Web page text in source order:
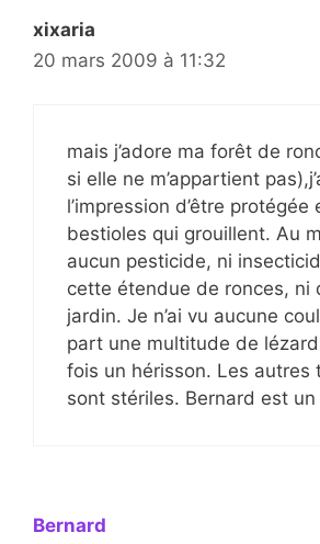
xixaria
20 mars 2009 à 11:32
mais j’adore ma forêt de
si elle ne m’appartient
l’impression d’être
bestioles qui grouillent. Au
aucun pesticide, ni
cette étendue de ronces, ni
jardin. Je n’ai vu aucune
part une multitude de
fois un hérisson. Les autres
sont stériles. Bernard est
Bernard